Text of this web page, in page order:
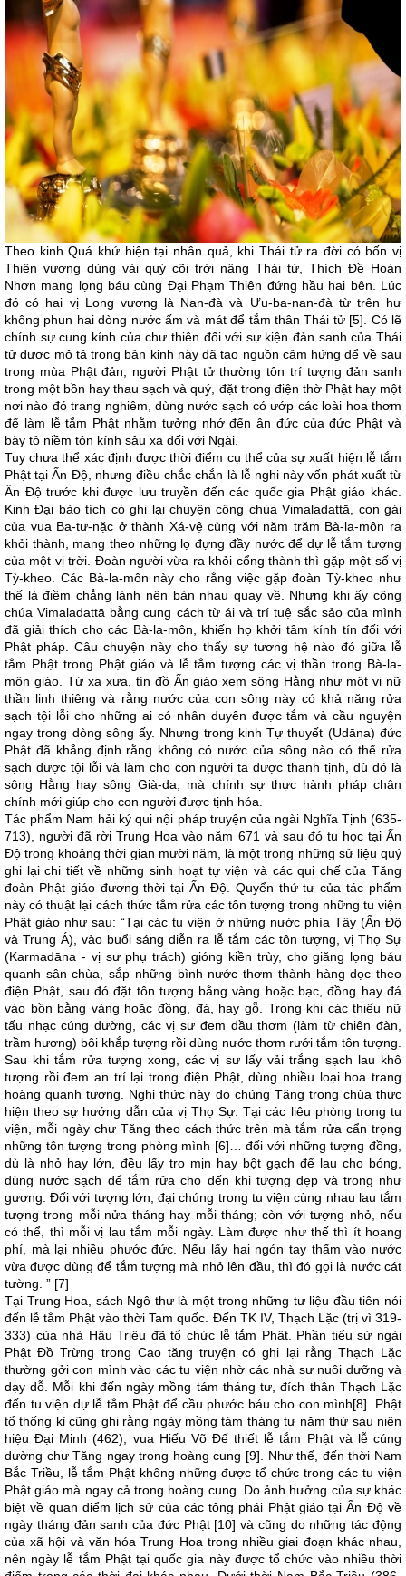
Theo kinh Quá khứ hiện tại nhân quả, khi Thái tử ra đời có bốn vị
Thiên vương dùng vải quý cõi trời nâng Thái tử, Thích Đề Hoàn
Nhơn mang lọng báu cùng Đại Phạm Thiên đứng hầu hai bên. Lúc
đó có hai vị Long vương là Nan-đà và Ưu-ba-nan-đà từ trên hư
không phun hai dòng nước ấm và mát để tắm thân Thái tử [5]. Có lẽ
chính sự cung kính của chư thiên đối với sự kiện đản sanh của Thái
tử được mô tả trong bản kinh này đã tạo nguồn cảm hứng để về sau
trong mùa Phật đản, người Phật tử thường tôn trí tượng đản sanh
trong một bồn hay thau sạch và quý, đặt trong điện thờ Phật hay một
nơi nào đó trang nghiêm, dùng nước sạch có ướp các loài hoa thơm
để làm lễ tắm Phật nhằm tưởng nhớ đến ân đức của đức Phật và
bày tỏ niềm tôn kính sâu xa đối với Ngài.
Tuy chưa thể xác định được thời điểm cụ thể của sự xuất hiện lễ tắm
Phật tại Ấn Độ, nhưng điều chắc chắn là lễ nghi này vốn phát xuất từ
Ấn Độ trước khi được lưu truyền đến các quốc gia Phật giáo khác.
Kinh Đại bảo tích có ghi lại chuyện công chúa Vimaladattā, con gái
của vua Ba-tư-nặc ở thành Xá-vệ cùng với năm trăm Bà-la-môn ra
khỏi thành, mang theo những lọ đựng đầy nước để dự lễ tắm tượng
của một vị trời. Đoàn người vừa ra khỏi cổng thành thì gặp một số vị
Tỳ-kheo. Các Bà-la-môn này cho rằng việc gặp đoàn Tỳ-kheo như
thế là điềm chẳng lành nên bàn nhau quay về. Nhưng khi ấy công
chúa Vimaladattā bằng cung cách từ ái và trí tuệ sắc sảo của mình
đã giải thích cho các Bà-la-môn, khiến họ khởi tâm kính tín đối với
Phật pháp. Câu chuyện này cho thấy sự tương hệ nào đó giữa lễ
tắm Phật trong Phật giáo và lễ tắm tượng các vị thần trong Bà-la-
môn giáo. Từ xa xưa, tín đồ Ấn giáo xem sông Hằng như một vị nữ
thần linh thiêng và rằng nước của con sông này có khả năng rửa
sạch tội lỗi cho những ai có nhân duyên được tắm và cầu nguyện
ngay trong dòng sông ấy. Nhưng trong kinh Tự thuyết (Udāna) đức
Phật đã khẳng định rằng không có nước của sông nào có thể rửa
sạch được tội lỗi và làm cho con người ta được thanh tịnh, dù đó là
sông Hằng hay sông Già-da, mà chính sự thực hành pháp chân
chính mới giúp cho con người được tịnh hóa.
Tác phẩm Nam hải ký qui nội pháp truyện của ngài Nghĩa Tịnh (635-
713), người đã rời Trung Hoa vào năm 671 và sau đó tu học tại Ấn
Độ trong khoảng thời gian mười năm, là một trong những sử liệu quý
ghi lại chi tiết về những sinh hoạt tự viện và các qui chế của Tăng
đoàn Phật giáo đương thời tại Ấn Độ. Quyển thứ tư của tác phẩm
này có thuật lại cách thức tắm rửa các tôn tượng trong những tu viện
Phật giáo như sau: “Tại các tu viện ở những nước phía Tây (Ấn Độ
và Trung Á), vào buổi sáng diễn ra lễ tắm các tôn tượng, vị Thọ Sự
(Karmadāna - vị sư phụ trách) gióng kiền trùy, cho giăng lọng báu
quanh sân chùa, sắp những bình nước thơm thành hàng dọc theo
điện Phật, sau đó đặt tôn tượng bằng vàng hoặc bạc, đồng hay đá
vào bồn bằng vàng hoặc đồng, đá, hay gỗ. Trong khi các thiếu nữ
tấu nhạc cúng dường, các vị sư đem dầu thơm (làm từ chiên đàn,
trầm hương) bôi khắp tượng rồi dùng nước thơm rưới tắm tôn tượng.
Sau khi tắm rửa tượng xong, các vị sư lấy vải trắng sạch lau khô
tượng rồi đem an trí lại trong điện Phật, dùng nhiều loại hoa trang
hoàng quanh tượng. Nghi thức này do chúng Tăng trong chùa thực
hiện theo sự hướng dẫn của vị Thọ Sự. Tại các liêu phòng trong tu
viện, mỗi ngày chư Tăng theo cách thức trên mà tắm rửa cẩn trọng
những tôn tượng trong phòng mình [6]… đối với những tượng đồng,
dù là nhỏ hay lớn, đều lấy tro mịn hay bột gạch để lau cho bóng,
dùng nước sạch để tắm rửa cho đến khi tượng đẹp và trong như
gương. Đối với tượng lớn, đại chúng trong tu viện cùng nhau lau tắm
tượng trong mỗi nửa tháng hay mỗi tháng; còn với tượng nhỏ, nếu
có thể, thì mỗi vị lau tắm mỗi ngày. Làm được như thế thì ít hoang
phí, mà lại nhiều phước đức. Nếu lấy hai ngón tay thấm vào nước
vừa được dùng để tắm tượng mà nhỏ lên đầu, thì đó gọi là nước cát
tường. ” [7]
Tại Trung Hoa, sách Ngô thư là một trong những tư liệu đầu tiên nói
đến lễ tắm Phật vào thời Tam quốc. Đến TK IV, Thạch Lặc (trị vì 319-
333) của nhà Hậu Triệu đã tổ chức lễ tắm Phật. Phần tiểu sử ngài
Phật Đồ Trừng trong Cao tăng truyện có ghi lại rằng Thạch Lặc
thường gởi con mình vào các tu viện nhờ các nhà sư nuôi dưỡng và
dạy dỗ. Mỗi khi đến ngày mồng tám tháng tư, đích thân Thạch Lặc
đến tu viện dự lễ tắm Phật để cầu phước báu cho con mình[8]. Phật
tổ thống kỉ cũng ghi rằng ngày mồng tám tháng tư năm thứ sáu niên
hiệu Đại Minh (462), vua Hiếu Võ Đế thiết lễ tắm Phật và lễ cúng
dường chư Tăng ngay trong hoàng cung [9]. Như thế, đến thời Nam
Bắc Triều, lễ tắm Phật không những được tổ chức trong các tu viện
Phật giáo mà ngay cả trong hoàng cung. Do ảnh hưởng của sự khác
biệt về quan điểm lịch sử của các tông phái Phật giáo tại Ấn Độ về
ngày tháng đản sanh của đức Phật [10] và cũng do những tác động
của xã hội và văn hóa Trung Hoa trong nhiều giai đoạn khác nhau,
nên ngày lễ tắm Phật tại quốc gia này được tổ chức vào nhiều thời